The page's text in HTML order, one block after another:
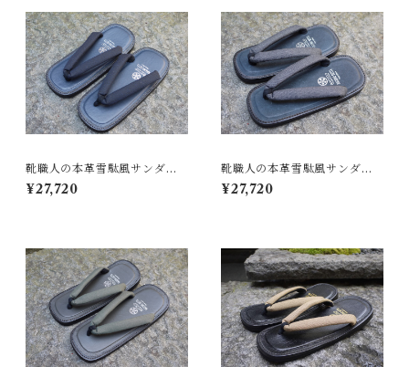
靴職人の本革雪駄風サンダル
「那古野雪駄」（鼻緒：BI#0
19)
¥27,720
靴職人の本革雪駄風サンダル
「那古野雪駄」（鼻緒：BI#0
07)
¥27,720